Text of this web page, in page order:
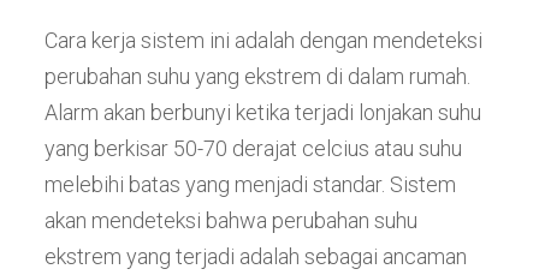
Cara kerja sistem ini adalah dengan mendeteksi
perubahan suhu yang ekstrem di dalam rumah.
Alarm akan berbunyi ketika terjadi lonjakan suhu
yang berkisar 50-70 derajat celcius atau suhu
melebihi batas yang menjadi standar. Sistem
akan mendeteksi bahwa perubahan suhu
ekstrem yang terjadi adalah sebagai ancaman